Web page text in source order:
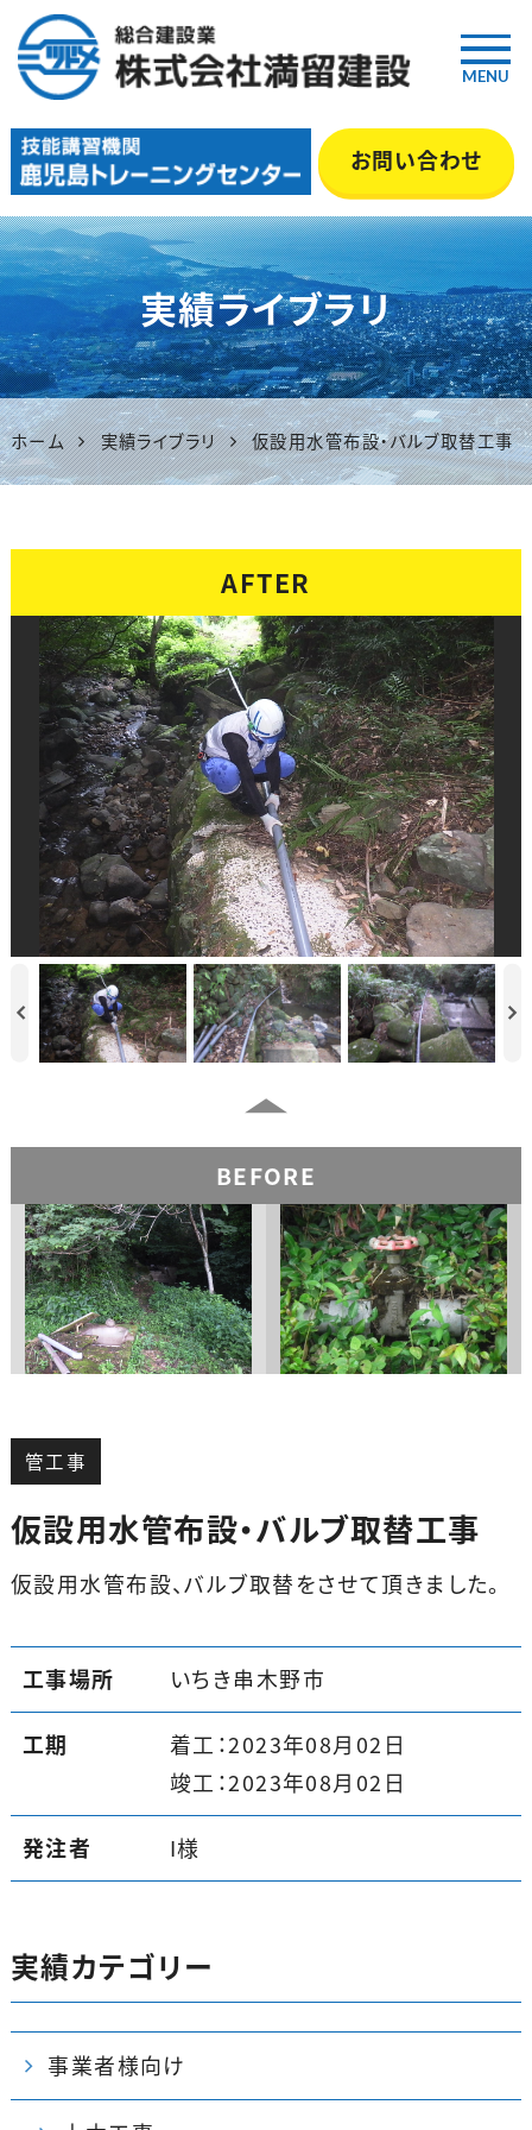
鹿児島の総合建設業『満留建
設』｜土木・舗装・型枠・管工事
等 いちき串木野市
お問い合わせ
MENU
実績ライブラリ
ホーム 実績ライブラリ 仮設用水管布設・バルブ取替工事
AFTER
BEFORE
管工事
仮設用水管布設・バルブ取替工事
仮設用水管布設、バルブ取替をさせて頂きました。
工事場所 いちき串木野市
工期
着工：2023年08月02日
竣工：2023年08月02日
発注者 I様
実績カテゴリー
事業者様向け